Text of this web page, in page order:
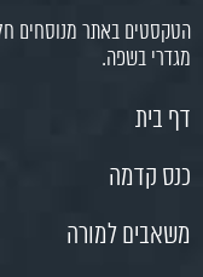
הטקסטים באתר מנוסחים
מגדרי בשפה.
דף בית
כנס קדמה
משאבים למורה